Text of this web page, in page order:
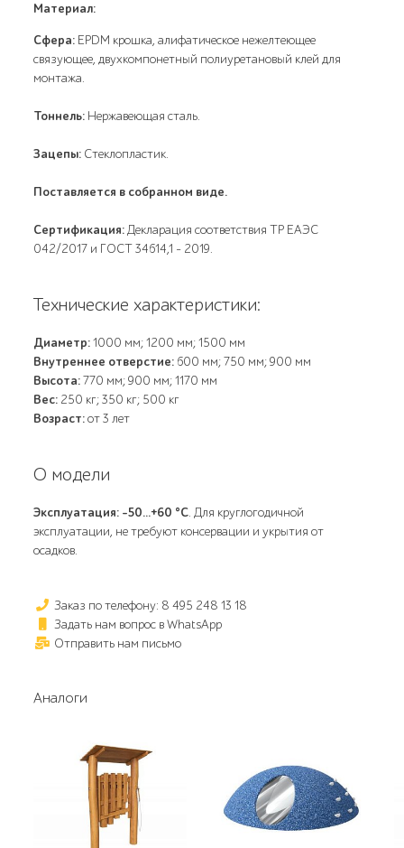
Материал:
Сфера: EPDM крошка, алифатическое нежелтеющее
связующее, двухкомпонетный полиуретановый клей для
монтажа.
Тоннель: Нержавеющая сталь.
Зацепы: Стеклопластик.
Поставляется в собранном виде.
Сертификация:Декларация соответствия ТР ЕАЭС
042/2017 и ГОСТ 34614,1 - 2019.
Технические характеристики:
Диаметр:1000 мм; 1200 мм; 1500 мм
Внутреннее отверстие: 600 мм; 750 мм; 900 мм
Высота:770 мм; 900 мм; 1170 мм
Вес: 250 кг; 350 кг; 500 кг
Возраст:от 3 лет
О модели
Эксплуатация: -50...+60 °С. Для круглогодичной
эксплуатации, не требуют консервации и укрытия от
осадков.
Заказ по телефону: 8 495 248 13 18
Задать нам вопрос в WhatsApp
Отправить нам письмо
Аналоги